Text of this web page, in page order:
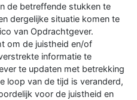
de betreffende stukken te
dergelijke situatie komen te
van Opdrachtgever.
om de juistheid en/of
informatie te
te updaten met betrekking
loop van de tijd is veranderd,
voor de juistheid en